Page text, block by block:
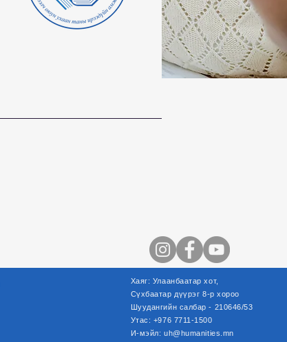
Хаяг: Улаанбаатар хот,
Сүхбаатар дүүрэг 8-р хороо
Шуудангийн салбар - 210646/53
Утас: +976 7711-1500
И-мэйл: uh@humanities.mn